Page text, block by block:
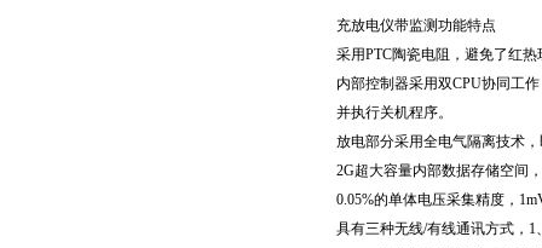
充放电仪带监测功能特点
采用PTC陶瓷电阻，避免了红
内部控制器采用双CPU协同工
并执行关机程序。
放电部分采用全电气隔离技术
2G超大容量内部数据存储空间
0.05%的单体电压采集精度，
具有三种无线/有线通讯方式，